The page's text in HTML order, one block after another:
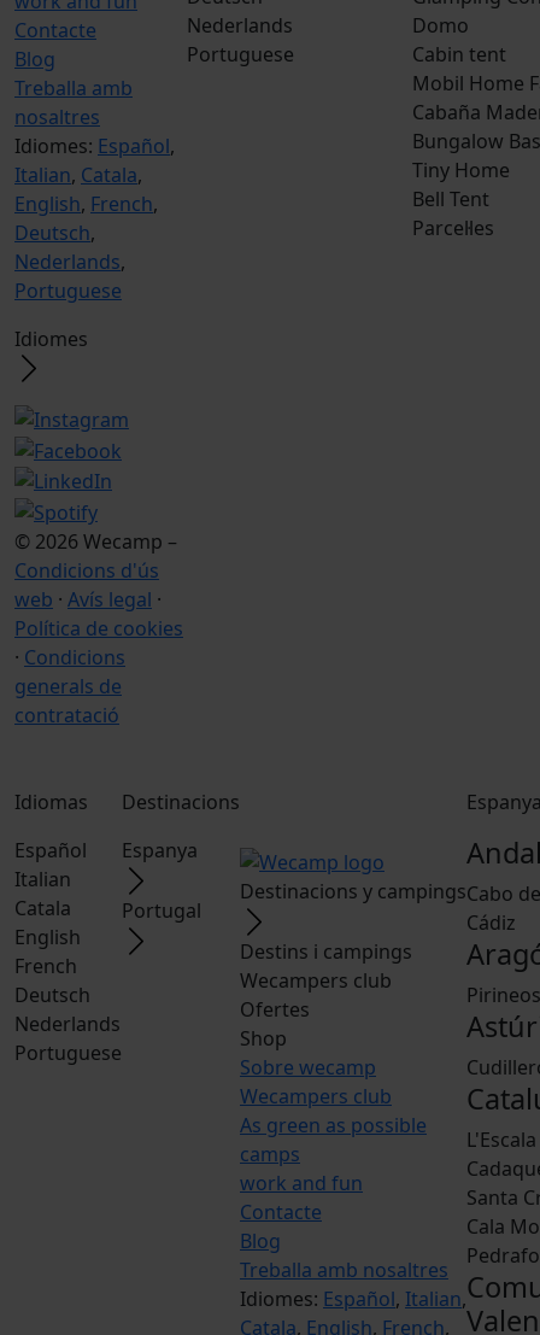
Contacte
Blog
Treballa amb
nosaltres
Idiomes: Español,
Italian, Catala,
English, French,
Deutsch,
Nederlands,
Portuguese
Idiomes
© 2026 Wecamp –
Condicions d'ús
web · Avís legal ·
Política de cookies
· Condicions
generals de
contratació
Nederlands
Portuguese
Domo
Cabin tent
Mobil Home
Cabaña
Bungalow
Tiny Home
Bell Tent
Parcel·les
Idiomas
Español
Italian
Catala
English
French
Deutsch
Nederlands
Portuguese
Destinacions
Espanya
Portugal
Destinacions y campings
Destins i campings
Wecampers club
Ofertes
Shop
Sobre wecamp
Wecampers club
As green as possible
camps
work and fun
Contacte
Blog
Treballa amb nosaltres
Idiomes: Español, Italian,
Catala, English, French,
Cabo
Cádiz
Pirineos
Santa
Cala